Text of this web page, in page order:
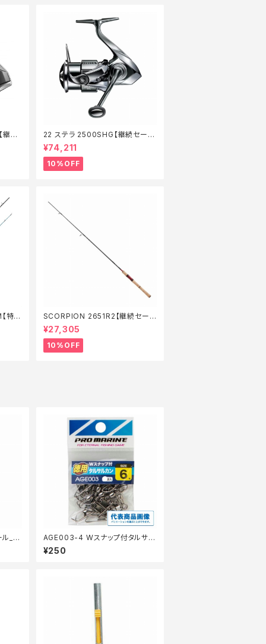
継続
22 ステラ 2500SHG【継続セール
_リール】【10】
¥74,211
10%OFF
特価
SCORPION 2651R2【継続セール
_ロッド】【10】
¥27,305
10%OFF
_仕
AGE003-4 Wスナップ付タルサル
カンブラック 4号徳用
¥250